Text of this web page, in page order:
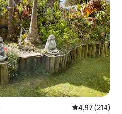
Évaluation
4,97 (214)